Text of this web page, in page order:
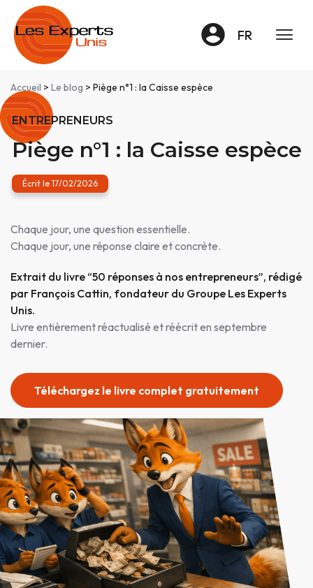
FR
Accueil > Le blog > Piège n°1 : la Caisse espèce
ENTREPRENEURS
Piège n°1 : la Caisse espèce
Écrit le 17/02/2026
Chaque jour, une question essentielle.
Chaque jour, une réponse claire et concrète.
Extrait du livre “50 réponses à nos entrepreneurs”, rédigé
par François Cattin, fondateur du Groupe Les Experts
Unis.
Livre entièrement réactualisé et réécrit en septembre
dernier.
Téléchargez le livre complet gratuitement
Panneau de gestion des cookies